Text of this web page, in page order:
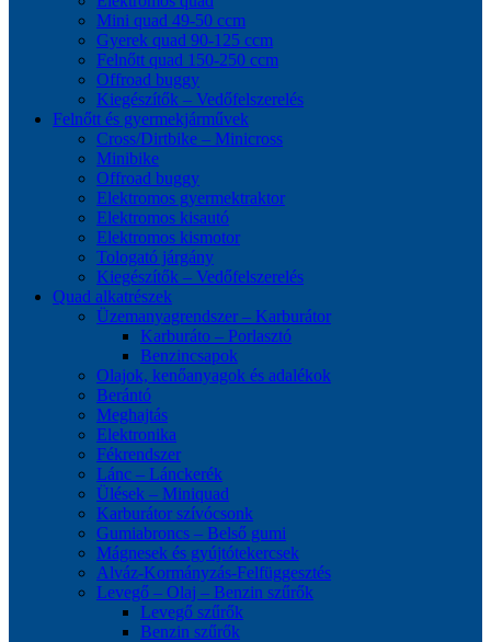
Mini quad 49-50 ccm
Gyerek quad 90-125 ccm
Felnőtt quad 150-250 ccm
Offroad buggy
Kiegészítők – Vedőfelszerelés
Felnőtt és gyermekjárművek
Cross/Dirtbike – Minicross
Minibike
Offroad buggy
Elektromos gyermektraktor
Elektromos kisautó
Elektromos kismotor
Tologató járgány
Kiegészítők – Vedőfelszerelés
Quad alkatrészek
Üzemanyagrendszer – Karburátor
Karburáto – Porlasztó
Benzincsapok
Olajok, kenőanyagok és adalékok
Berántó
Meghajtás
Elektronika
Fékrendszer
Lánc – Lánckerék
Ülések – Miniquad
Karburátor szívócsonk
Gumiabroncs – Belső gumi
Mágnesek és gyújtótekercsek
Alváz-Kormányzás-Felfüggesztés
Levegő – Olaj – Benzin szűrők
Levegő szűrők
Benzin szűrők